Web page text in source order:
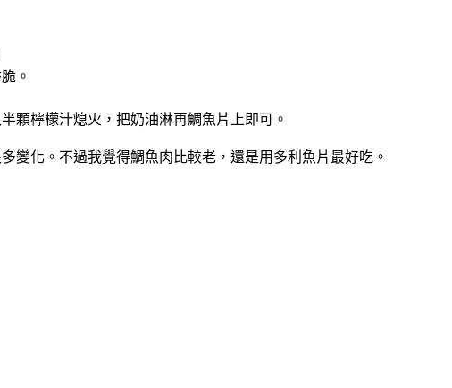
。
顆檸檬汁熄火，把奶油淋再鯛魚片上即可。
變化。不過我覺得鯛魚肉比較老，還是用多利魚片最好吃。